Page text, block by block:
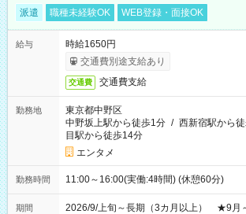
派遣 職種未経験OK WEB登録・面接OK
給与
時給1650円
交通費別途支給あり
交通費 交通費支給
勤務地
東京都中野区
中野坂上駅から徒歩1分 / 西新宿駅から
目駅から徒歩14分
エンタメ
勤務時間 11:00～16:00(実働:4時間) (休憩60分)
期間 2026/9/上旬～長期（3カ月以上） ★9月